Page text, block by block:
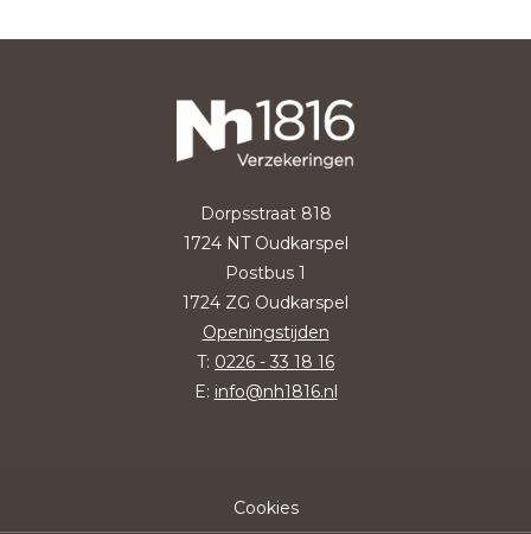
Dorpsstraat 818
1724 NT Oudkarspel
Postbus 1
1724 ZG Oudkarspel
Openingstijden
T: 0226 - 33 18 16
E: info@nh1816.nl
Cookies